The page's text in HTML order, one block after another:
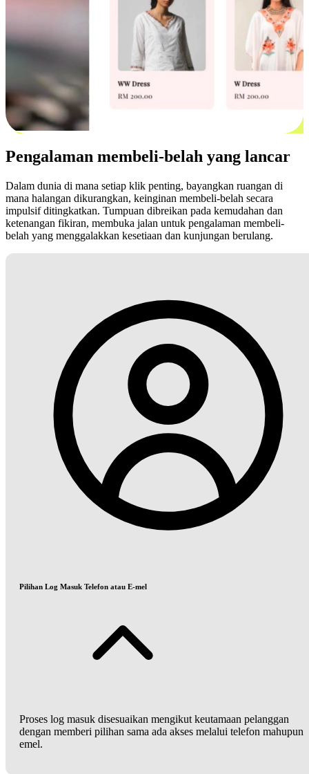
Pengalaman membeli-belah yang lancar
Dalam dunia di mana setiap klik penting, bayangkan ruangan di
mana halangan dikurangkan, keinginan membeli-belah secara
impulsif ditingkatkan. Tumpuan dibreikan pada kemudahan dan
ketenangan fikiran, membuka jalan untuk pengalaman membeli-
belah yang menggalakkan kesetiaan dan kunjungan berulang.
Pilihan Log Masuk Telefon atau E-mel
Proses log masuk disesuaikan mengikut keutamaan pelanggan
dengan memberi pilihan sama ada akses melalui telefon mahupun
emel.